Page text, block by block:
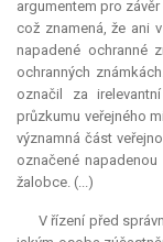
argumentem pro
což znamená, že ani
napadené
ochranných
označil za
průzkumu veřejného
významná část
označené
žalobce. (...)
V řízení před